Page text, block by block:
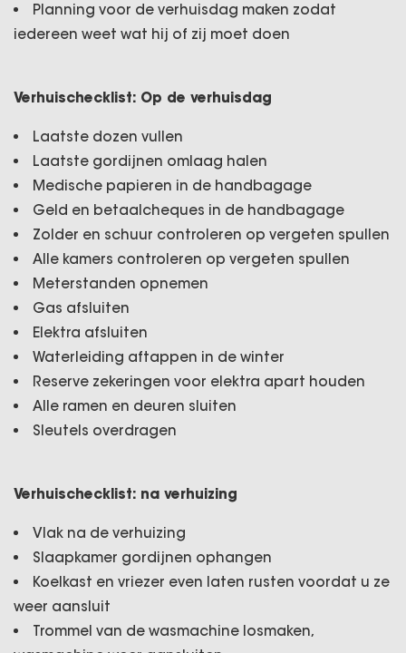
Planning voor de verhuisdag maken zodat
iedereen weet wat hij of zij moet doen
Verhuischecklist: Op de verhuisdag
Laatste dozen vullen
Laatste gordijnen omlaag halen
Medische papieren in de handbagage
Geld en betaalcheques in de handbagage
Zolder en schuur controleren op vergeten spullen
Alle kamers controleren op vergeten spullen
Meterstanden opnemen
Gas afsluiten
Elektra afsluiten
Waterleiding aftappen in de winter
Reserve zekeringen voor elektra apart houden
Alle ramen en deuren sluiten
Sleutels overdragen
Verhuischecklist: na verhuizing
Vlak na de verhuizing
Slaapkamer gordijnen ophangen
Koelkast en vriezer even laten rusten voordat u ze
weer aansluit
Trommel van de wasmachine losmaken,